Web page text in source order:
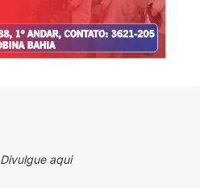
Divulgue aqui